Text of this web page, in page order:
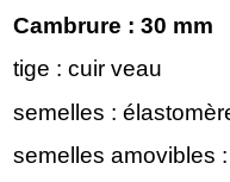
Cambrure : 30 mm
tige : cuir veau
semelles :
semelles amovibles